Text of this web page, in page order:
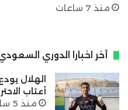
منذ 7 ساعات
أخر اخبارا الدوري
الهلال
أعتاب
منذ 5 ساعات